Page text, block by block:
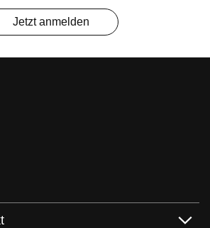
Jetzt anmelden